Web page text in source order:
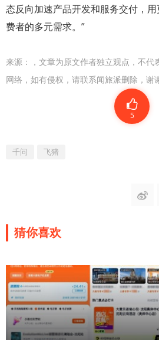
态反向加速产品开发和服务交付，
费者的多元需求。”
来源：
，文章为原文作者独立观点，不
网络，如有侵权，请联系闻旅派删除，谢
5
千问 飞猪
猜你喜欢